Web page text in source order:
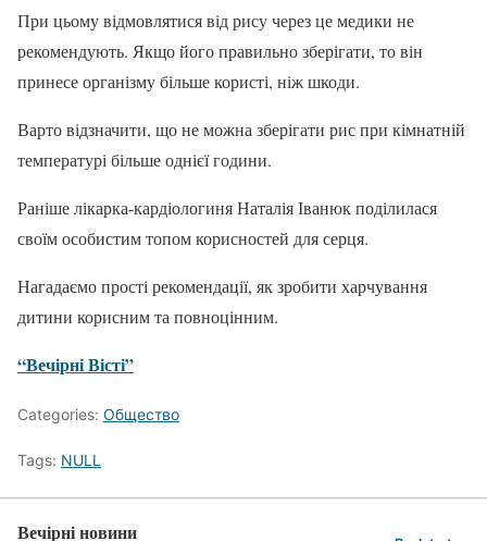
При цьому відмовлятися від рису через це медики не
рекомендують. Якщо його правильно зберігати, то він
принесе організму більше користі, ніж шкоди.
Варто відзначити, що не можна зберігати рис при кімнатній
температурі більше однієї години.
Раніше лікарка-кардіологиня Наталія Іванюк поділилася
своїм особистим топом корисностей для серця.
Нагадаємо прості рекомендації, як зробити харчування
дитини корисним та повноцінним.
“Вечірні Вісті”
Categories: Общество
Tags: NULL
Вечірні новини